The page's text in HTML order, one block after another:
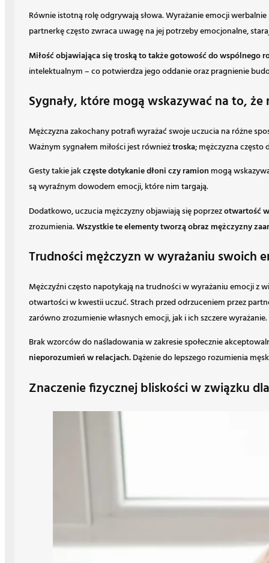
Równie istotną rolę odgrywają słowa. Wyrażanie emocji
partnerkę często zwraca uwagę na jej potrzeby emocjonalne,
Miłość objawiająca się troską to także gotowość do wspólnego
intelektualnym – co potwierdza jego oddanie oraz pragnienie
Sygnały, które mogą wskazywać na to,
Mężczyzna zakochany potrafi wyrażać swoje uczucia na różne
Ważnym sygnałem miłości jest równieżtroska; mężczyzna
Gesty takie jakczęste dotykanie dłoni czy ramion mogą
są wyraźnym dowodem emocji, które nim targają.
Dodatkowo, uczucia mężczyzny objawiają się poprzezotwartość
zrozumienia.Wszystkie te elementy tworzą obraz mężczyzny
Trudności mężczyzn w wyrażaniu swoich
Mężczyźni często napotykają na trudności w wyrażaniu emocji z
otwartości w kwestii uczuć. Strach przed odrzuceniem przez
zarówno zrozumienie własnych emocji, jak i ich szczere wyrażanie.
Brak wzorców do naśladowania w zakresie społecznie
nieporozumień w relacjach.Dążenie do lepszego rozumienia
Znaczenie fizycznej bliskości w związku